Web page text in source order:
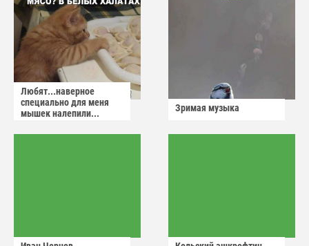
Любят...наверное
специально для меня
мышек налепили...
Зримая музыка